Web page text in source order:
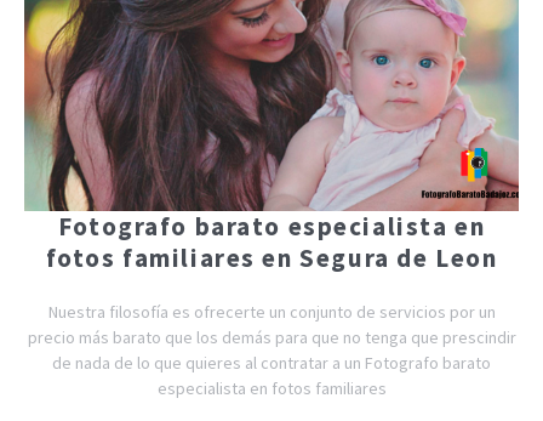
Fotografo barato especialista en
fotos familiares en Segura de Leon
Nuestra filosofía es ofrecerte un conjunto de servicios por un
precio más barato que los demás para que no tenga que prescindir
de nada de lo que quieres al contratar a un Fotografo barato
especialista en fotos familiares